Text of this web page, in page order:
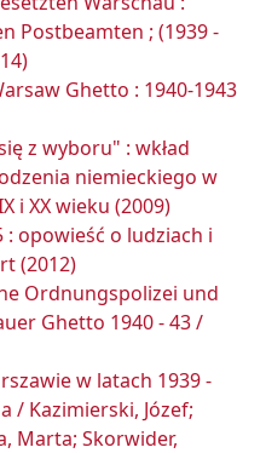
Postbeamten ; (1939 -
Ghetto : 1940-1943
z wyboru" : wkład
niemieckiego w
i XX wieku (2009)
: opowieść o ludziach i
(2012)
Ordnungspolizei und
Ghetto 1940 - 43 /
w latach 1939 -
/ Kazimierski, Józef;
Marta; Skorwider,